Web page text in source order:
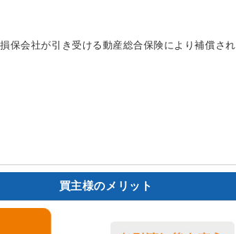
保会社が引き受ける動産総合保険により補償され
買主様のメリット